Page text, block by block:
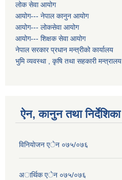
लोक सेवा आयोग
आयोग--- नेपाल कानुन आयोग
आयोग--- लोकसेवा आयोग
आयोग--- शिक्षक सेवा आयोग
नेपाल सरकार प्रधान मन्त्रीको कार्यालय
भुमि व्यवस्था , कृषि तथा सहकारी मन्त्रालय
ऐन, कानुन तथा निर्देशिका
विनियाेजन एेन ०७५/०७६
अार्थिक एेन ०७५/०७६